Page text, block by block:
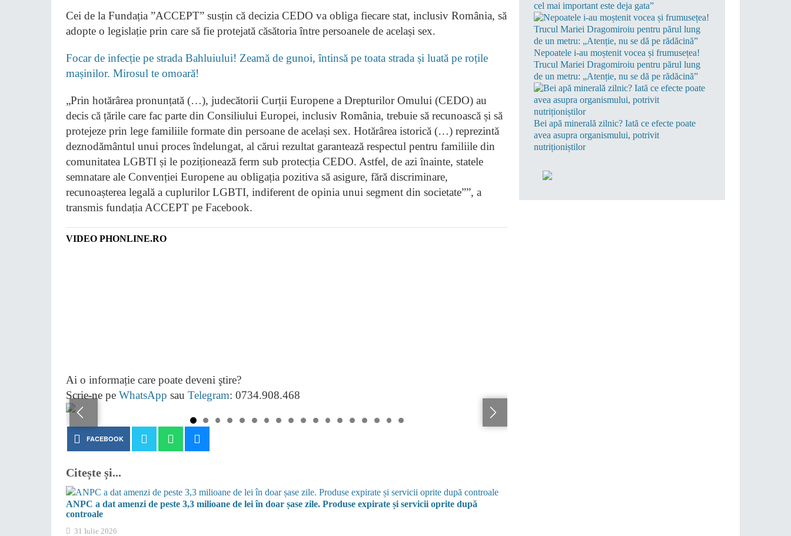
Cei de la Fundația ”ACCEPT” susțin că decizia CEDO va obliga fiecare stat, inclusiv România, să
adopte o legislație prin care să fie protejată căsătoria între persoanele de același sex.
Focar de infecție pe strada Bahluiului! Zeamă de gunoi, întinsă pe toata strada și luată pe roțile
mașinilor. Mirosul te omoară!
„Prin hotărârea pronunțată (…), judecătorii Curții Europene a Drepturilor Omului (CEDO) au
decis că țările care fac parte din Consiliului Europei, inclusiv România, trebuie să recunoască și să
protejeze prin lege familiile formate din persoane de același sex. Hotărârea istorică (…) reprezintă
deznodământul unui proces îndelungat, al cărui rezultat garantează respectul pentru familiile din
comunitatea LGBTI și le poziționează ferm sub protecția CEDO. Astfel, de azi înainte, statele
semnatare ale Convenției Europene au obligația pozitiva să asigure, fără discriminare,
recunoașterea legală a cuplurilor LGBTI, indiferent de opinia unui segment din societate””, a
transmis fundația ACCEPT pe Facebook.
VIDEO PHONLINE.RO
Ai o informație care poate deveni ştire?
Scrie-ne pe WhatsApp sau Telegram: 0734.908.468
FACEBOOK
Citește și...
ANPC a dat amenzi de peste 3,3 milioane de lei în doar șase zile. Produse expirate și servicii oprite după
controale
31 Iulie 2026
cel mai important este deja gata”
Nepoatele i-au moștenit vocea și frumusețea!
Trucul Mariei Dragomiroiu pentru părul lung
de un metru: „Atenție, nu se dă pe rădăcină”
Bei apă minerală zilnic? Iată ce efecte poate
avea asupra organismului, potrivit
nutriționiștilor